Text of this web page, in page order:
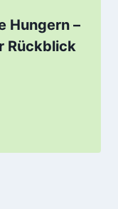
Hungern –
Rückblick